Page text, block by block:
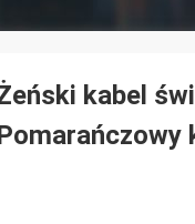
kabel